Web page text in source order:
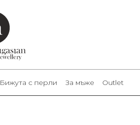
Бижута с перли За мъже Outlet